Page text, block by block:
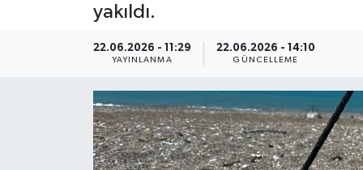
yakıldı.
22.06.2026 - 11:29
YAYINLANMA
22.06.2026 - 14:10
GÜNCELLEME
Günün Manşetleri
Haber Kuşakları
Haber Arşivi